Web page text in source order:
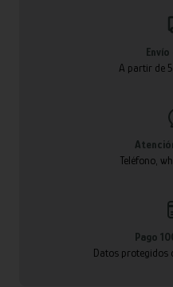
A partir de
Teléfono,
Pago
Datos protegidos